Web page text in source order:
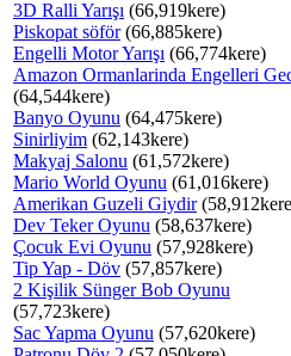
3D Ralli Yarışı (66,919kere)
Piskopat söför(66,885kere)
Engelli Motor Yarışı (66,774kere)
Amazon Ormanlarinda Engelleri
(64,544kere)
Banyo Oyunu (64,475kere)
Sinirliyim (62,143kere)
Makyaj Salonu (61,572kere)
Mario World Oyunu (61,016kere)
Amerikan Guzeli Giydir
Dev Teker Oyunu (58,637kere)
Çocuk Evi Oyunu (57,928kere)
Tip Yap - Döv (57,857kere)
2 Kişilik Sünger Bob Oyunu
(57,723kere)
Sac Yapma Oyunu (57,620kere)